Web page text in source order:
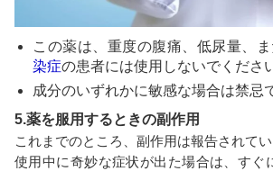
この薬は、重度の腹痛、低尿量、
染症の患者には使用しないでくださ
成分のいずれかに敏感な場合は禁忌
5.薬を服用するときの副作用
これまでのところ、副作用は報告されてい
使用中に奇妙な症状が出た場合は、すぐ